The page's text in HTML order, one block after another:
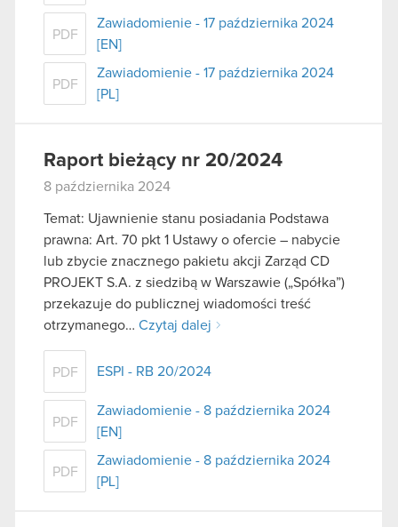
PDF
Zawiadomienie - 17 października 2024
[EN]
PDF
Zawiadomienie - 17 października 2024
[PL]
Raport bieżący nr 20/2024
8 października 2024
Temat: Ujawnienie stanu posiadania Podstawa
prawna: Art. 70 pkt 1 Ustawy o ofercie – nabycie
lub zbycie znacznego pakietu akcji Zarząd CD
PROJEKT S.A. z siedzibą w Warszawie („Spółka”)
przekazuje do publicznej wiadomości treść
otrzymanego… Czytaj dalej
PDF ESPI - RB 20/2024
PDF
Zawiadomienie - 8 października 2024
[EN]
PDF
Zawiadomienie - 8 października 2024
[PL]